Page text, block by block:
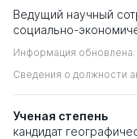
Ведущий научный
социально-
Информация обновлена:
Сведения о должности
Ученая степень
кандидат